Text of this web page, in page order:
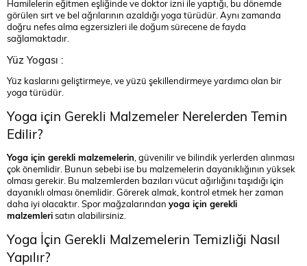
Hamilelerin eğitmen eşliğinde ve doktor izni ile yaptığı, bu dönemde
görülen sırt ve bel ağrılarının azaldığı yoga türüdür. Aynı zamanda
doğru nefes alma egzersizleri ile doğum sürecene de fayda
sağlamaktadır.
Yüz Yogası :
Yüz kaslarını geliştirmeye, ve yüzü şekillendirmeye yardımcı olan bir
yoga türüdür.
Yoga için Gerekli Malzemeler Nerelerden Temin
Edilir?
Yoga için gerekli malzemelerin , güvenilir ve bilindik yerlerden alınması
çok önemlidir. Bunun sebebi ise bu malzemelerin dayanıklığının yüksek
olması gerekir. Bu malzemlerden bazıları vücut ağırlığını taşıdığı için
dayanıklı olması önemlidir. Görerek almak, kontrol etmek her zaman
daha iyi olacaktır. Spor mağzalarından yoga için gerekli
malzemlerisatın alabilirsiniz.
Yoga İçin Gerekli Malzemelerin Temizliği Nasıl
Yapılır?